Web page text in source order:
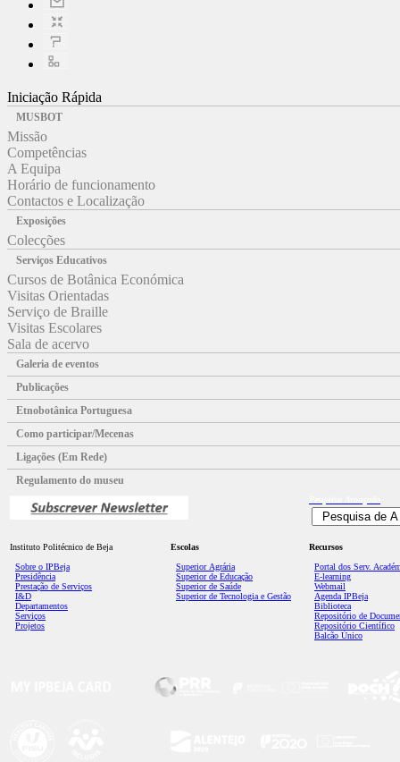
Iniciação Rápida
MUSBOT
Missão
Competências
A Equipa
Horário de funcionamento
Contactos e Localização
Exposições
Colecções
Serviços Educativos
Cursos de Botânica Económica
Visitas Orientadas
Serviço de Braille
Visitas Escolares
Sala de acervo
Galeria de eventos
Publicações
Etnobotânica Portuguesa
Como participar/Mecenas
Ligações (Em Rede)
Regulamento do museu
Instituto Politécnico de Beja
Sobre o IPBeja
Presidência
Prestação de Serviços
I&D
Departamentos
Serviços
Projetos
Escolas
Superior Agrária
Superior de Educação
Superior de Saúde
Superior de Tecnologia e Gestão
Recursos
Portal dos Serv.
E-learning
Webmail
Agenda IPBeja
Biblioteca
Repositório de
Repositório Científico
Balcão Único